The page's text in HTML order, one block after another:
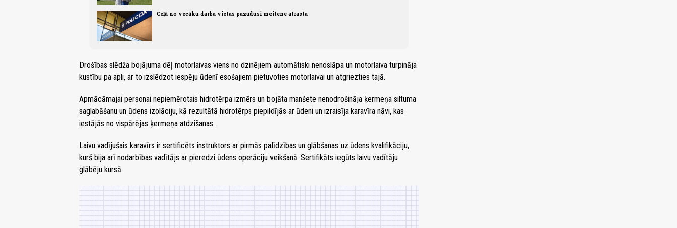
Ceļā no vecāku darba vietas pazudusi meitene atrasta
Drošības slēdža bojājuma dēļ motorlaivas viens no dzinējiem automātiski nenoslāpa un motorlaiva turpināja
kustību pa apli, ar to izslēdzot iespēju ūdenī esošajiem pietuvoties motorlaivai un atgriezties tajā.
Apmācāmajai personai nepiemērotais hidrotērpa izmērs un bojāta manšete nenodrošināja ķermeņa siltuma
saglabāšanu un ūdens izolāciju, kā rezultātā hidrotērps piepildījās ar ūdeni un izraisīja karavīra nāvi, kas
iestājās no vispārējas ķermeņa atdzišanas.
Laivu vadījušais karavīrs ir sertificēts instruktors ar pirmās palīdzības un glābšanas uz ūdens kvalifikāciju,
kurš bija arī nodarbības vadītājs ar pieredzi ūdens operāciju veikšanā. Sertifikāts iegūts laivu vadītāju
glābēju kursā.